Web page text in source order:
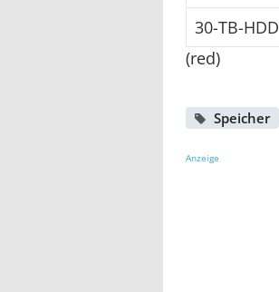
30-TB-HDD
(red)
Speicher
Anzeige